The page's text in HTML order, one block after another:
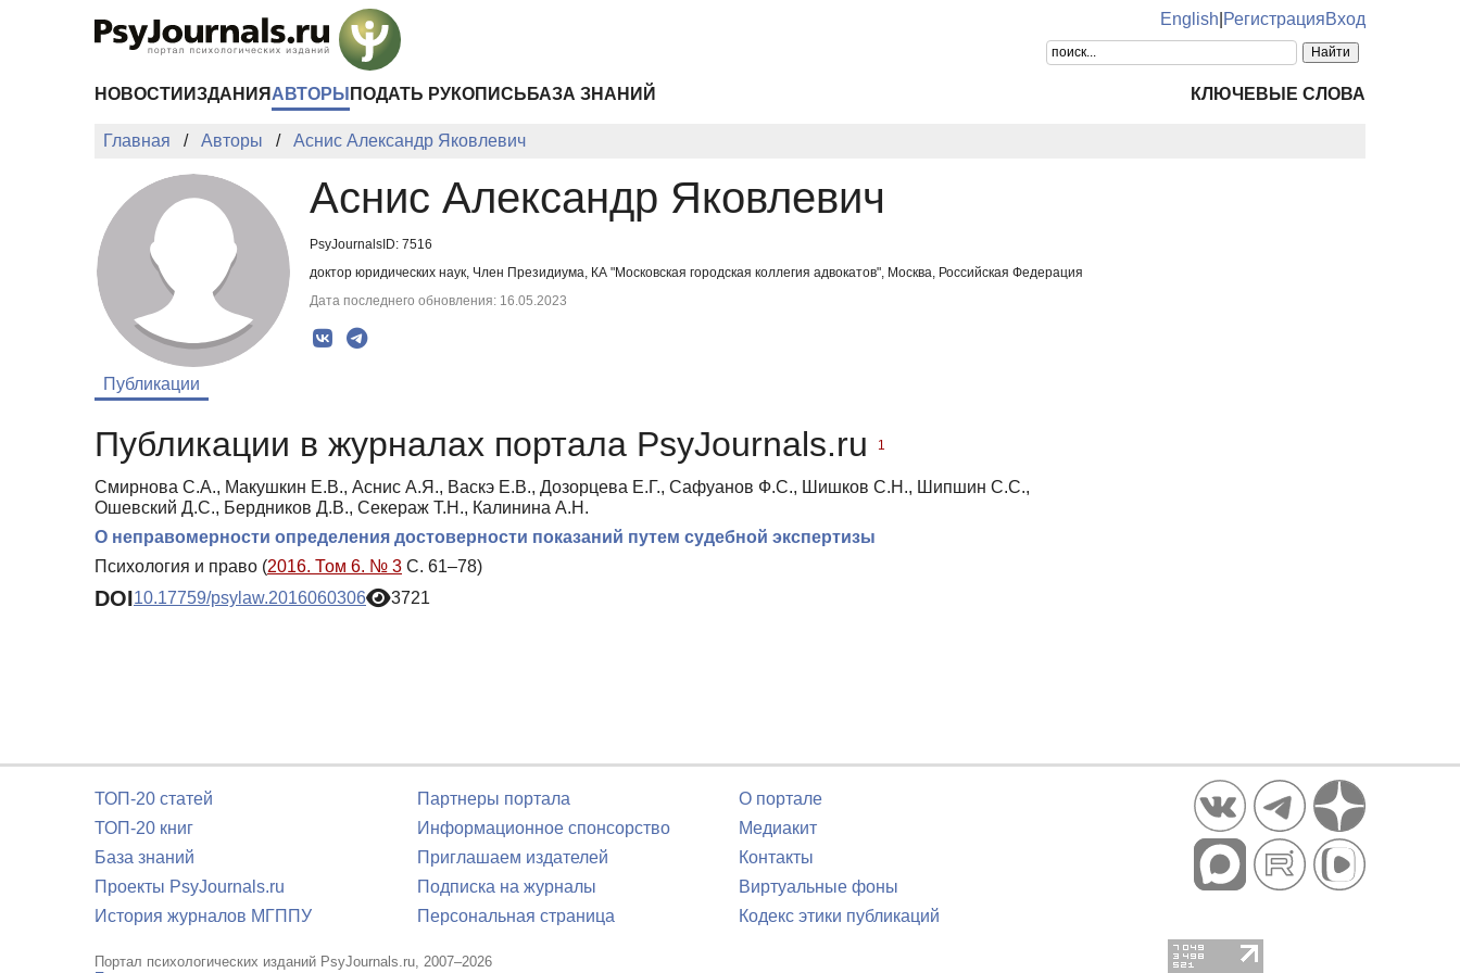
English РегистрацияВход
НОВОСТИ ИЗДАНИЯ АВТОРЫ ПОДАТЬ РУКОПИСЬ БАЗА ЗНАНИЙ КЛЮЧЕВЫЕ СЛОВА
Главная Авторы Аснис Александр Яковлевич
Аснис Александр Яковлевич
PsyJournalsID: 7516
доктор юридических наук, Член Президиума, КА "Московская городская коллегия адвокатов", Москва, Российская Федерация
Дата последнего обновления: 16.05.2023
Публикации
Публикации в журналах портала PsyJournals.ru 1
Смирнова С.А., Макушкин Е.В., Аснис А.Я., Васкэ Е.В., Дозорцева Е.Г., Сафуанов Ф.С., Шишков С.Н., Шипшин С.С.,
Ошевский Д.С., Бердников Д.В., Секераж Т.Н., Калинина А.Н.
О неправомерности определения достоверности показаний путем судебной экспертизы
Психология и право (2016. Том 6. № 3 С. 61–78)
DOI10.17759/psylaw.2016060306 3721
ТОП-20 статей
ТОП-20 книг
База знаний
Проекты PsyJournals.ru
История журналов МГППУ
Партнеры портала
Информационное спонсорство
Приглашаем издателей
Подписка на журналы
Персональная страница
О портале
Медиакит
Контакты
Виртуальные фоны
Кодекс этики публикаций
Портал психологических изданий PsyJournals.ru, 2007–2026